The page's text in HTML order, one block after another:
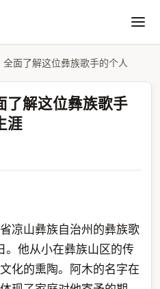
全面了解这位彝族歌手的个人
了解这位彝族歌手
涯
凉山彝族自治州的彝族歌
他从小在彝族山区的传
化的熏陶。阿木的名字在